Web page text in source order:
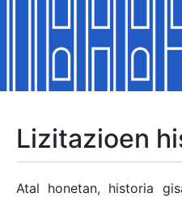
Erakutsi/Ezkutatu
Erakutsi/Ezkutatu
Erakutsi/Ezkutatu
Erakutsi/Ezkutatu
Lizitazioen
Atal honetan, historia